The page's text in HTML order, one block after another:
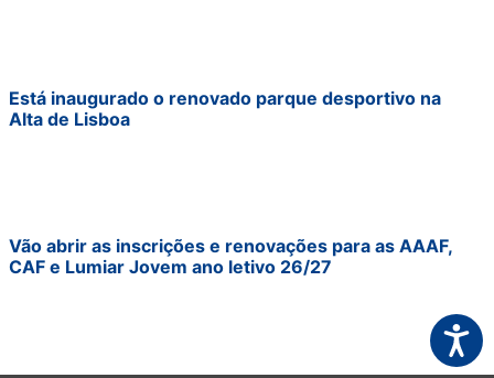
Está inaugurado o renovado parque desportivo na
Alta de Lisboa
Vão abrir as inscrições e renovações para as AAAF,
CAF e Lumiar Jovem ano letivo 26/27